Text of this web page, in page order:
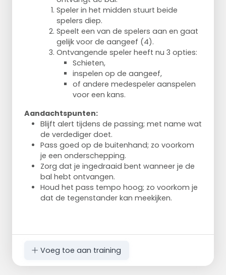
Speler in het midden stuurt beide
spelers diep.
Speelt een van de spelers aan en gaat
gelijk voor de aangeef (4).
Ontvangende speler heeft nu 3 opties:
Schieten,
inspelen op de aangeef,
of andere medespeler aanspelen
voor een kans.
Aandachtspunten:
Blijft alert tijdens de passing; met name wat
de verdediger doet.
Pass goed op de buitenhand; zo voorkom
je een onderschepping.
Zorg dat je ingedraaid bent wanneer je de
bal hebt ontvangen.
Houd het pass tempo hoog; zo voorkom je
dat de tegenstander kan meekijken.
Voeg toe aan training